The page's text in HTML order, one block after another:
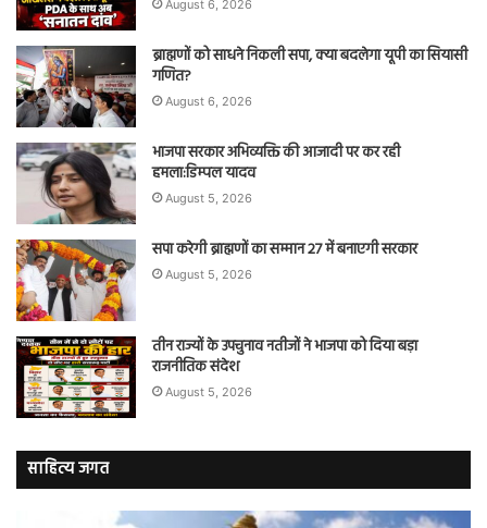
August 6, 2026
ब्राह्मणों को साधने निकली सपा, क्या बदलेगा यूपी का सियासी
गणित?
August 6, 2026
भाजपा सरकार अभिव्यक्ति की आजादी पर कर रही
हमला:डिम्पल यादव
August 5, 2026
सपा करेगी ब्राह्मणों का सम्मान 27 में बनाएगी सरकार
August 5, 2026
तीन राज्यों के उपचुनाव नतीजों ने भाजपा को दिया बड़ा
राजनीतिक संदेश
August 5, 2026
साहित्य जगत